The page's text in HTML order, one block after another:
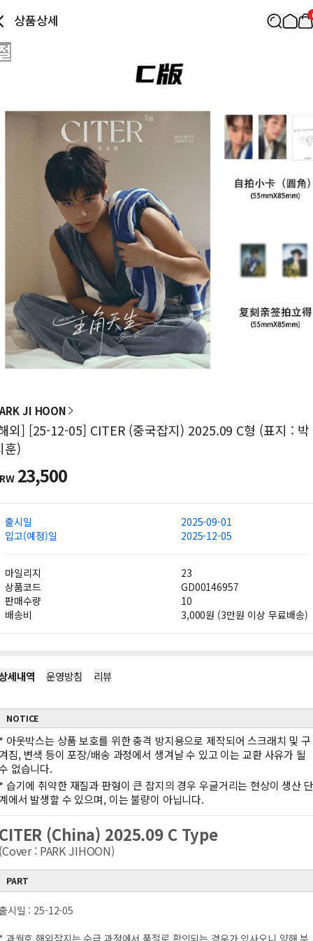
상품상세
JI HOON
외] [25-12-05] CITER (중국잡지) 2025.09 C형 (표지 : 박
훈)
23,500
출시일
2025-09-01
입고(예정)일
2025-12-05
마일리지
23
상품코드
GD00146957
판매수량
10
배송비
3,000원 (3만원 이상 무료배송)
세내역 운영방침 리뷰
NOTICE
아웃박스는 상품 보호를 위한 충격 방지용으로 제작되어 스크래치 및 구
짐, 변색 등이 포장/배송 과정에서 생겨날 수 있고 이는 교환 사유가 될
없습니다.
습기에 취약한 재질과 판형이 큰 잡지의 경우 우글거리는 현상이 생산 단
에서 발생할 수 있으며, 이는 불량이 아닙니다.
(China) 2025.09 C Type
: PARK JIHOON)
PART
시일 : 25-12-05
과월호 해외잡지는 수급 과정에서 품절로 확인되는 경우가 있사오니 양해 부